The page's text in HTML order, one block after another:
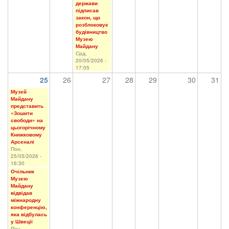
держави
підписав
закон, що
розблоковує
будівництво
Музею
Майдану
Срд,
20/05/2026 -
17:05
25 26 27 28 29 30 31
Музей
Майдану
представить
«Зошити
свободи» на
цьогорічному
Книжковому
Арсеналі
Пон,
25/05/2026 -
16:30
Очільник
Музею
Майдану
відвідав
міжнародну
конференцію,
яка відбулась
у Швеції